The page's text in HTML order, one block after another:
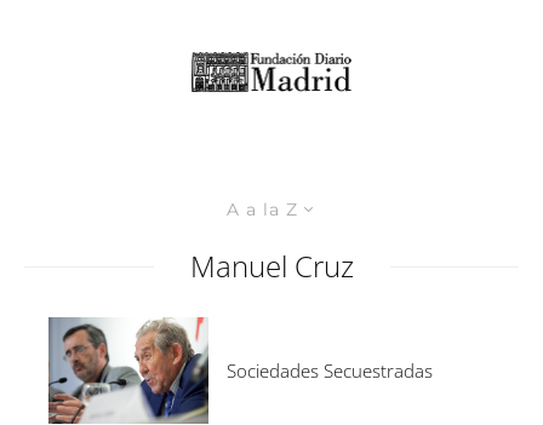
A a la Z
Manuel Cruz
Sociedades Secuestradas